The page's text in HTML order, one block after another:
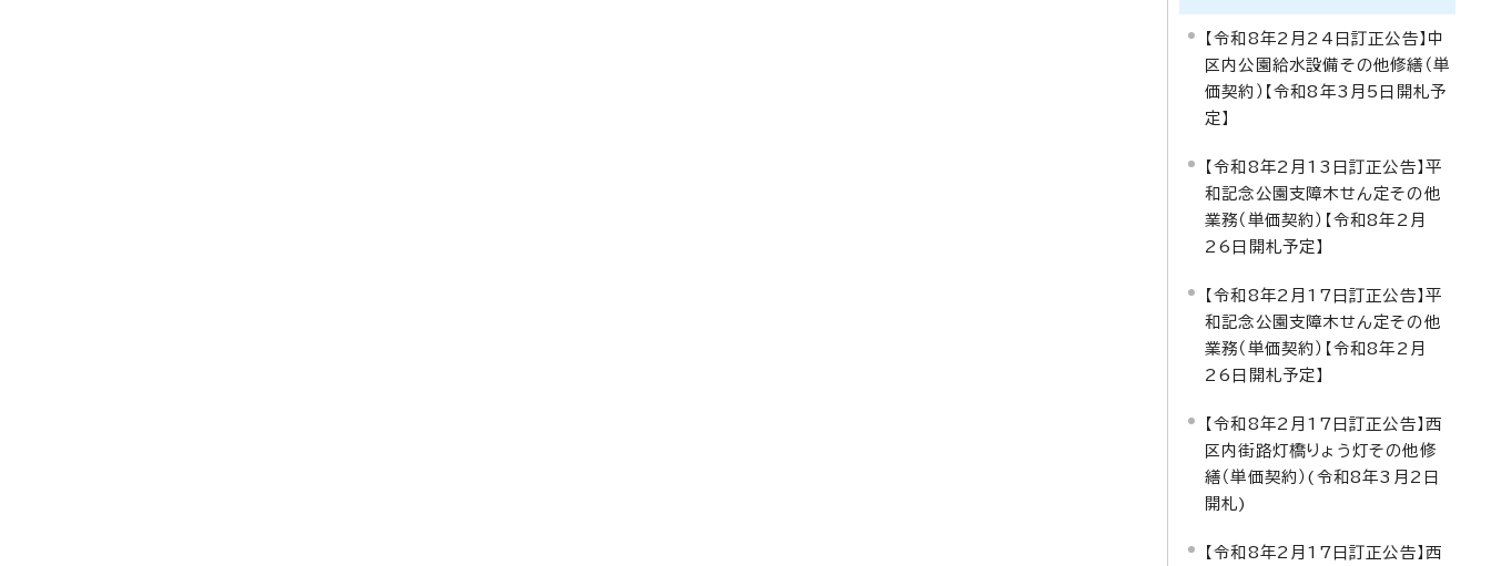
【令和8年2月24日訂正公告】中
区内公園給水設備その他修繕（単
価契約）【令和8年3月5日開札予
定】
【令和8年2月13日訂正公告】平
和記念公園支障木せん定その他
業務（単価契約）【令和8年2月
26日開札予定】
【令和8年2月17日訂正公告】平
和記念公園支障木せん定その他
業務（単価契約）【令和8年2月
26日開札予定】
【令和8年2月17日訂正公告】西
区内街路灯橋りょう灯その他修
繕（単価契約）(令和8年3月2日
開札)
【令和8年2月17日訂正公告】西